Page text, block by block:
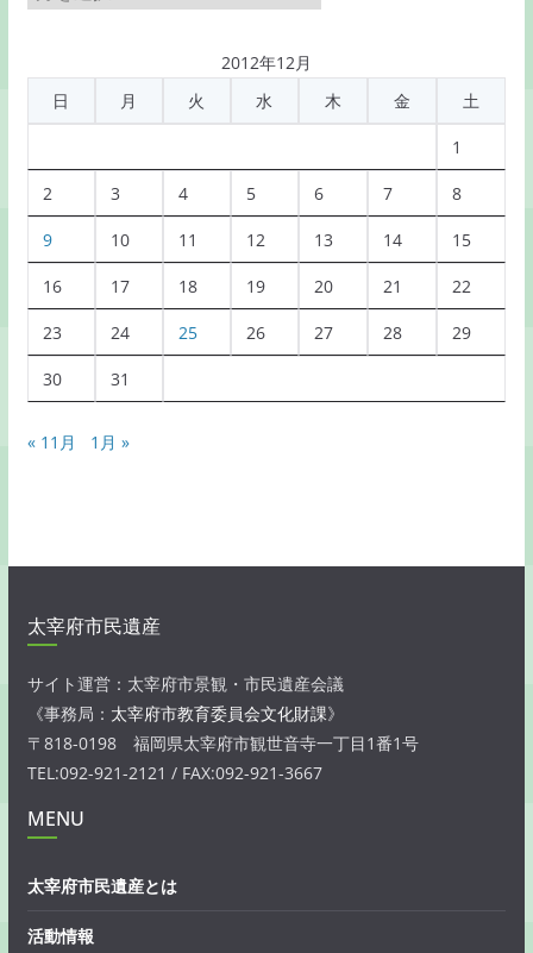
別
事
2012年12月
日
月 火 水 木 金 土
1
2 3 4 5 6 7 8
9 10 11 12 13 14 15
16 17 18 19 20 21 22
23 24 25 26 27 28 29
30 31
« 11月 1月 »
太宰府市民遺産
サイト運営：太宰府市景観・市民遺産会議
《事務局： 太宰府市教育委員会文化財課》
〒818-0198 福岡県太宰府市観世音寺一丁目1番1号
TEL:092-921-2121 / FAX:092-921-3667
MENU
太宰府市民遺産とは
活動情報